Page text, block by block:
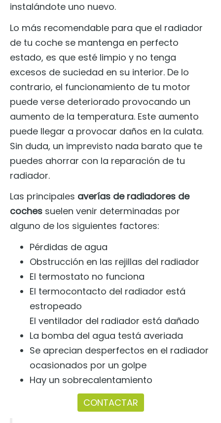
instalándote uno nuevo.
Lo más recomendable para que el radiador
de tu coche se mantenga en perfecto
estado, es que esté limpio y no tenga
excesos de suciedad en su interior. De lo
contrario, el funcionamiento de tu motor
puede verse deteriorado provocando un
aumento de la temperatura. Este aumento
puede llegar a provocar daños en la culata.
Sin duda, un imprevisto nada barato que te
puedes ahorrar con la reparación de tu
radiador.
Las principales averías de radiadores de
coches suelen venir determinadas por
alguno de los siguientes factores:
Pérdidas de agua
Obstrucción en las rejillas del radiador
El termostato no funciona
El termocontacto del radiador está
estropeado
El ventilador del radiador está dañado
La bomba del agua testá averiada
Se aprecian desperfectos en el radiador
ocasionados por un golpe
Hay un sobrecalentamiento
CONTACTAR